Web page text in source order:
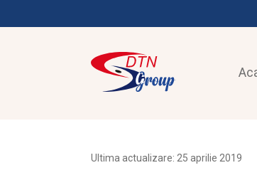
Ultima actualizare: 25 aprilie 2019